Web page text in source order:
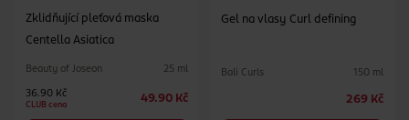
Zklidňující pleťová maska
Centella Asiatica
Beauty of Joseon 25 ml
36.90 Kč
CLUB cena
49.90 Kč
Gel na vlasy Curl defining
Bali Curls 150 ml
269 Kč